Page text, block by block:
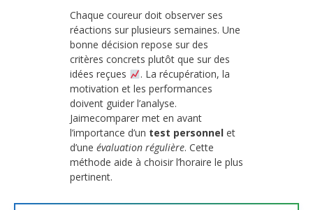
Chaque coureur doit observer ses
réactions sur plusieurs semaines. Une
bonne décision repose sur des
critères concrets plutôt que sur des
idées reçues
. La récupération, la
motivation et les performances
doivent guider l’analyse.
Jaimecomparer met en avant
l’importance d’un test personnel et
d’une évaluation régulière. Cette
méthode aide à choisir l’horaire le plus
pertinent.